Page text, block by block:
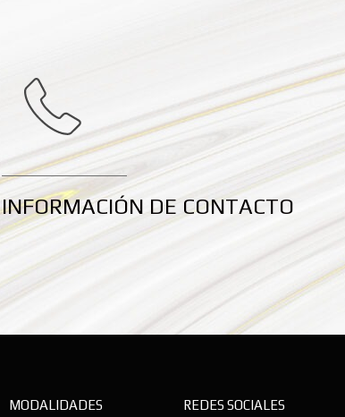
INFORMACIÓN DE CONTACTO
MODALIDADES REDES SOCIALES